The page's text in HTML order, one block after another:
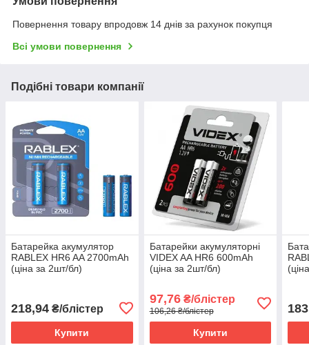
Повернення товару впродовж 14 днів за рахунок покупця
Всі умови повернення
Подібні товари компанії
Батарейка акумулятор
RABLEX HR6 AA 2700mAh
(ціна за 2шт/бл)
218,94 ₴/блістер
Купити
Батарейки акумуляторні
VIDEX AA HR6 600mAh
(ціна за 2шт/бл)
97,76₴/блістер
106,26 ₴/блістер
Купити